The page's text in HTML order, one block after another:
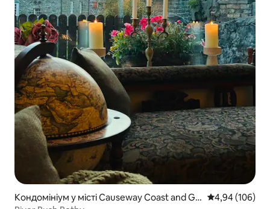
Кондомініум у місті Causeway Coast and Gle Середня
4,94 (106)